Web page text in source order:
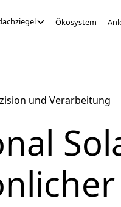
Ökosystem
und Verarbeitung